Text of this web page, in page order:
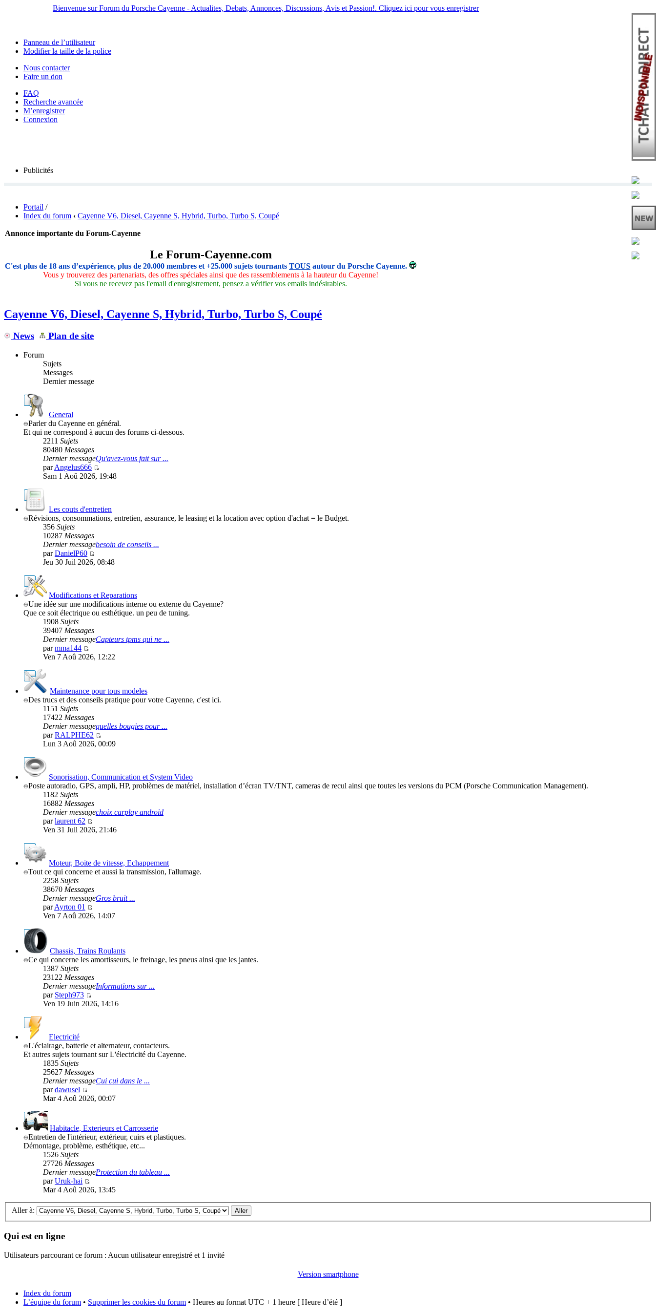
Bienvenue sur Forum du Porsche Cayenne - Actualites, Debats, Annonces, Discussions, Avis et Passion!. Cliquez ici pour vous enregistrer
Panneau de l’utilisateur
Modifier la taille de la police
Nous contacter
Faire un don
FAQ
Recherche avancée
M’enregistrer
Connexion
Publicités
Portail /
Index du forum ‹ Cayenne V6, Diesel, Cayenne S, Hybrid, Turbo, Turbo S, Coupé
Annonce importante du Forum-Cayenne
Le Forum-Cayenne.com
C'est plus de 18 ans d’expérience, plus de 20.000 membres et +25.000 sujets tournants TOUS autour du Porsche Cayenne.
Vous y trouverez des partenariats, des offres spéciales ainsi que des rassemblements à la hauteur du Cayenne!
Si vous ne recevez pas l'email d'enregistrement, pensez a vérifier vos emails indésirables.
Cayenne V6, Diesel, Cayenne S, Hybrid, Turbo, Turbo S, Coupé
News Plan de site
Forum
Sujets
Messages
Dernier message
General
Parler du Cayenne en général.
Et qui ne correspond à aucun des forums ci-dessous.
2211 Sujets
80480 Messages
Dernier messageQu'avez-vous fait sur ...
parAngelus666
Sam 1 Aoû 2026, 19:48
Les couts d'entretien
Révisions, consommations, entretien, assurance, le leasing et la location avec option d'achat = le Budget.
356 Sujets
10287 Messages
Dernier messagebesoin de conseils ...
parDanielP60
Jeu 30 Juil 2026, 08:48
Modifications et Reparations
Une idée sur une modifications interne ou externe du Cayenne?
Que ce soit électrique ou esthétique. un peu de tuning.
1908 Sujets
39407 Messages
Dernier messageCapteurs tpms qui ne ...
parmma144
Ven 7 Aoû 2026, 12:22
Maintenance pour tous modeles
Des trucs et des conseils pratique pour votre Cayenne, c'est ici.
1151 Sujets
17422 Messages
Dernier messagequelles bougies pour ...
parRALPHE62
Lun 3 Aoû 2026, 00:09
Sonorisation, Communication et System Video
Poste autoradio, GPS, ampli, HP, problèmes de matériel, installation d’écran TV/TNT, cameras de recul ainsi que toutes les versions du PCM (Porsche Communication Management).
1182 Sujets
16882 Messages
Dernier messagechoix carplay android
parlaurent 62
Ven 31 Juil 2026, 21:46
Moteur, Boite de vitesse, Echappement
Tout ce qui concerne et aussi la transmission, l'allumage.
2258 Sujets
38670 Messages
Dernier messageGros bruit ...
parAyrton 01
Ven 7 Aoû 2026, 14:07
Chassis, Trains Roulants
Ce qui concerne les amortisseurs, le freinage, les pneus ainsi que les jantes.
1387 Sujets
23122 Messages
Dernier messageInformations sur ...
par Steph973
Ven 19 Juin 2026, 14:16
Electricité
L'éclairage, batterie et alternateur, contacteurs.
Et autres sujets tournant sur L'électricité du Cayenne.
1835 Sujets
25627 Messages
Dernier messageCui cui dans le ...
pardawusel
Mar 4 Aoû 2026, 00:07
Habitacle, Exterieurs et Carrosserie
Entretien de l'intérieur, extérieur, cuirs et plastiques.
Démontage, problème, esthétique, etc...
1526 Sujets
27726 Messages
Dernier messageProtection du tableau ...
parUruk-hai
Mar 4 Aoû 2026, 13:45
Aller à:
Qui est en ligne
Utilisateurs parcourant ce forum : Aucun utilisateur enregistré et 1 invité
Version smartphone
Index du forum
L’équipe du forum • Supprimer les cookies du forum • Heures au format UTC + 1 heure [ Heure d’été ]